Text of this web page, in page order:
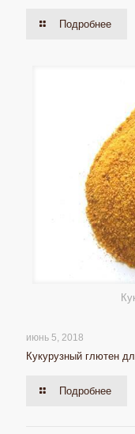
Подробнее
июнь 5, 2018
Кукурузный глютен
Подробнее